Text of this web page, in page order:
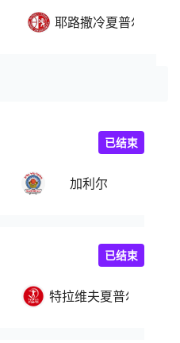
耶路撒冷夏普尔
加利尔
已结束
特拉维夫夏普尔
已结束